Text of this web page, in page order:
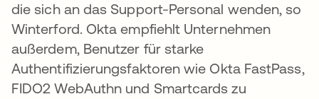
die sich an das Support-Personal wenden, so
Winterford. Okta empfiehlt Unternehmen
außerdem, Benutzer für starke
Authentifizierungsfaktoren wie Okta FastPass,
FIDO2 WebAuthn und Smartcards zu